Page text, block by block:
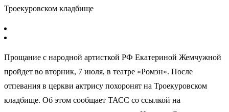
Троекуровском кладбище
Прощание с народной артисткой РФ Екатериной Жемчужной
пройдет во вторник, 7 июля, в театре «Ромэн». После
отпевания в церкви актрису похоронят на Троекуровском
кладбище. Об этом сообщает ТАСС со ссылкой на